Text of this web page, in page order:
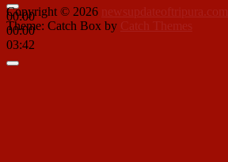
00:00
00:00
03:42
Copyright © 2026 newsupdateoftripura.com
Theme: Catch Box by Catch Themes